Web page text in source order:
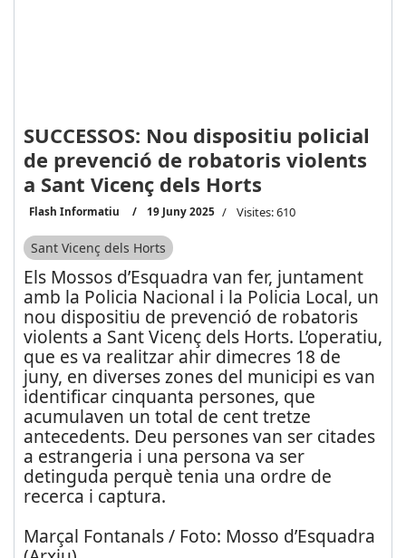
SUCCESSOS: Nou dispositiu policial
de prevenció de robatoris violents
a Sant Vicenç dels Horts
Flash Informatiu 19 Juny 2025 Visites: 610
Sant Vicenç dels Horts
Els Mossos d’Esquadra van fer, juntament
amb la Policia Nacional i la Policia Local, un
nou dispositiu de prevenció de robatoris
violents a Sant Vicenç dels Horts. L’operatiu,
que es va realitzar ahir dimecres 18 de
juny, en diverses zones del municipi es van
identificar cinquanta persones, que
acumulaven un total de cent tretze
antecedents. Deu persones van ser citades
a estrangeria i una persona va ser
detinguda perquè tenia una ordre de
recerca i captura.
Marçal Fontanals / Foto: Mosso d’Esquadra